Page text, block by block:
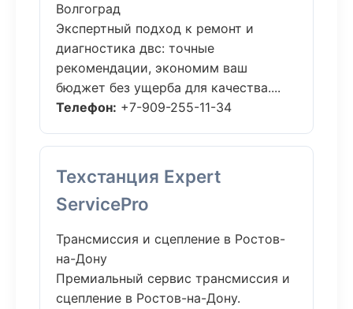
Волгоград
Экспертный подход к ремонт и
диагностика двс: точные
рекомендации, экономим ваш
бюджет без ущерба для качества....
Телефон: +7-909-255-11-34
Техстанция Expert
ServicePro
Трансмиссия и сцепление в Ростов-
на-Дону
Премиальный сервис трансмиссия и
сцепление в Ростов-на-Дону.